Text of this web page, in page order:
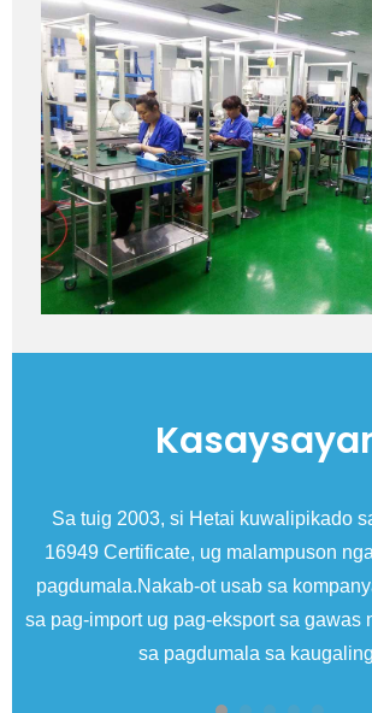
Sa tuig 2003, si Hetai kuwalipikado
16949 Certificate, ug malampuson
pagdumala.Nakab-ot usab sa
sa pag-import ug pag-eksport sa gawas
sa pagdumala sa